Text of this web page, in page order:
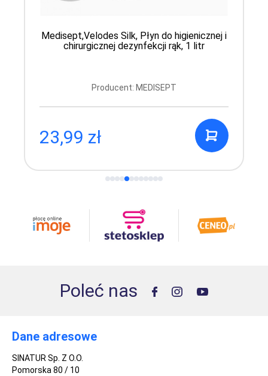
Medisept,Velodes Silk, Płyn do higienicznej i
chirurgicznej dezynfekcji rąk, 1 litr
Producent: MEDISEPT
23,99 zł
Poleć nas
Dane adresowe
SINATUR Sp. Z O.O.
Pomorska 80 / 10